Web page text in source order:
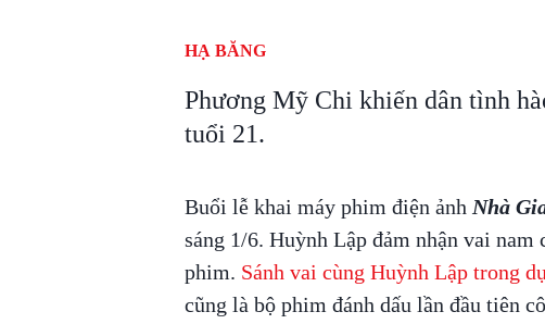
HẠ BĂNG
Phương Mỹ Chi khiến dân tình
tuổi 21.
Buổi lễ khai máy phim điện ảnh Nhà
sáng 1/6. Huỳnh Lập đảm nhận vai
phim. Sánh vai cùng Huỳnh Lập trong
cũng là bộ phim đánh dấu lần đầu tiên